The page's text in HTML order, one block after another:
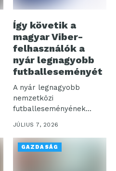
Így követik a
magyar Viber-
felhasználók a
nyár legnagyobb
futballeseményét
A nyár legnagyobb
nemzetközi
futballeseményének
kapcsán a Rakuten Viber
a hivatalos magyar...
JÚLIUS 7, 2026
GAZDASÁG